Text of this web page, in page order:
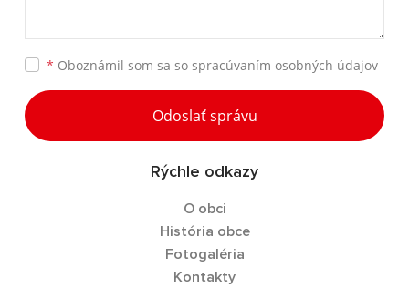
* Oboznámil som sa so spracúvaním osobných údajov
Odoslať správu
Rýchle odkazy
O obci
História obce
Fotogaléria
Kontakty